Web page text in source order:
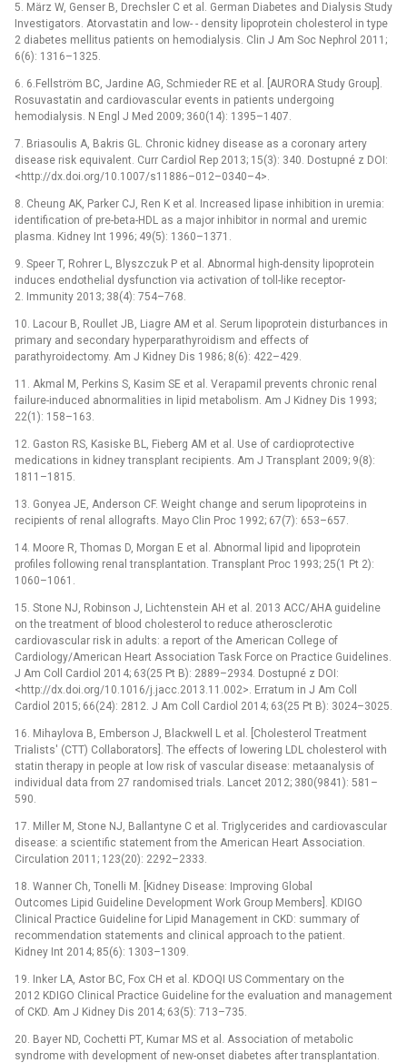
5. März W, Genser B, Drechsler C et al. German Diabetes and Dialysis Study
Investigators. Atorvastatin and low- -⁠ density lipoprotein cholesterol in type
2 diabetes mellitus patients on hemodialysis. Clin J Am Soc Nephrol 2011;
6(6): 1316–1325.
6. 6.Fellström BC, Jardine AG, Schmieder RE et al. [AURORA Study Group].
Rosuvastatin and cardiovascular events in patients undergoing
hemodialysis. N Engl J Med 2009; 360(14): 1395–1407.
7. Briasoulis A, Bakris GL. Chronic kidney disease as a coronary artery
disease risk equivalent. Curr Cardiol Rep 2013; 15(3): 340. Dostupné z DOI:
<http://dx.doi.org/10.1007/s11886–012–0340–4>.
8. Cheung AK, Parker CJ, Ren K et al. Increased lipase inhibition in uremia:
identification of pre-beta-HDL as a major inhibitor in normal and uremic
plasma. Kidney Int 1996; 49(5): 1360–1371.
9. Speer T, Rohrer L, Blyszczuk P et al. Abnormal high-density lipoprotein
induces endothelial dysfunction via activation of toll-like receptor-
2. Immunity 2013; 38(4): 754–768.
10. Lacour B, Roullet JB, Liagre AM et al. Serum lipoprotein disturbances in
primary and secondary hyperparathyroidism and effects of
parathyroidectomy. Am J Kidney Dis 1986; 8(6): 422–429.
11. Akmal M, Perkins S, Kasim SE et al. Verapamil prevents chronic renal
failure-induced abnormalities in lipid metabolism. Am J Kidney Dis 1993;
22(1): 158–163.
12. Gaston RS, Kasiske BL, Fieberg AM et al. Use of cardioprotective
medications in kidney transplant recipients. Am J Transplant 2009; 9(8):
1811–1815.
13. Gonyea JE, Anderson CF. Weight change and serum lipoproteins in
recipients of renal allografts. Mayo Clin Proc 1992; 67(7): 653–657.
14. Moore R, Thomas D, Morgan E et al. Abnormal lipid and lipoprotein
profiles following renal transplantation. Transplant Proc 1993; 25(1 Pt 2):
1060–1061.
15. Stone NJ, Robinson J, Lichtenstein AH et al. 2013 ACC/AHA guideline
on the treatment of blood cholesterol to reduce atherosclerotic
cardiovascular risk in adults: a report of the American College of
Cardiology/American Heart Association Task Force on Practice Guidelines.
J Am Coll Cardiol 2014; 63(25 Pt B): 2889–2934. Dostupné z DOI:
<http://dx.doi.org/10.1016/j.jacc.2013.11.002>. Erratum in J Am Coll
Cardiol 2015; 66(24): 2812. J Am Coll Cardiol 2014; 63(25 Pt B): 3024–3025.
16. Mihaylova B, Emberson J, Blackwell L et al. [Cholesterol Treatment
Trialists' (CTT) Collaborators]. The effects of lowering LDL cholesterol with
statin therapy in people at low risk of vascular disease: metaanalysis of
individual data from 27 randomised trials. Lancet 2012; 380(9841): 581–
590.
17. Miller M, Stone NJ, Ballantyne C et al. Triglycerides and cardiovascular
disease: a scientific statement from the American Heart Association.
Circulation 2011; 123(20): 2292–2333.
18. Wanner Ch, Tonelli M. [Kidney Disease: Improving Global
Outcomes Lipid Guideline Development Work Group Members]. KDIGO
Clinical Practice Guideline for Lipid Management in CKD: summary of
recommendation statements and clinical approach to the patient.
Kidney Int 2014; 85(6): 1303–1309.
19. Inker LA, Astor BC, Fox CH et al. KDOQI US Commentary on the
2012 KDIGO Clinical Practice Guideline for the evaluation and management
of CKD. Am J Kidney Dis 2014; 63(5): 713–735.
20. Bayer ND, Cochetti PT, Kumar MS et al. Association of metabolic
syndrome with development of new-onset diabetes after transplantation.